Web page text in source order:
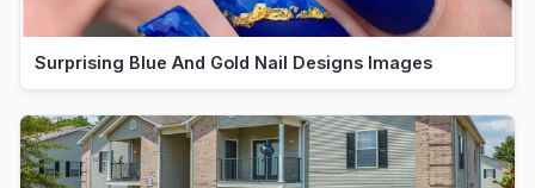
Surprising Blue And Gold Nail Designs Images